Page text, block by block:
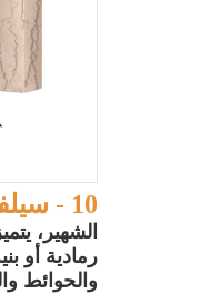
10 -
الشهير،
رمادية أو
والحوائط